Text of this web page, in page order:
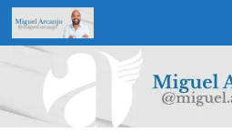
Skip to content